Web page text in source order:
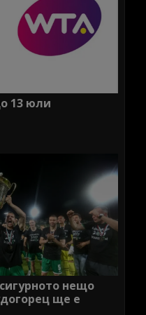
13 юли
нещо
ще е